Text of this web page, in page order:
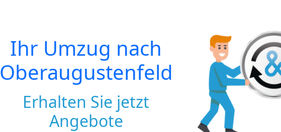
Ihr Umzug nach
Oberaugustenfeld
Erhalten Sie jetzt
Angebote